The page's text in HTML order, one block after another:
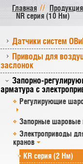
Главная Продукция
NR серия (10 Нм)
Датчики систем
Приводы для
заслонок
Запорно-
арматура с
Регулирующие
Запорные шаровые
Электроприводы
кранов
KR серия (2 Нм)